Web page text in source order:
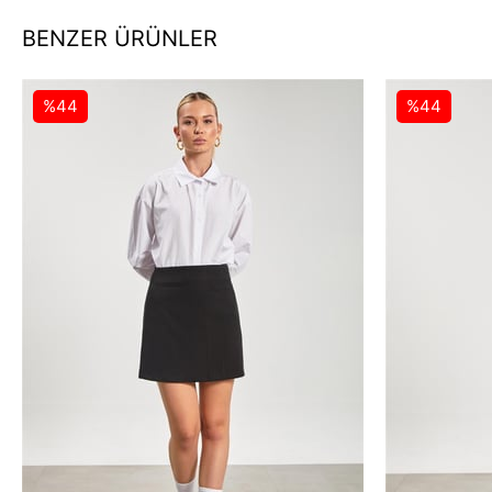
BENZER ÜRÜNLER
%44 %44